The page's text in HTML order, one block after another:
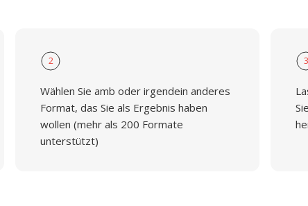
2
Wählen Sie amb oder irgendein anderes
Format, das Sie als Ergebnis haben
wollen (mehr als 200 Formate
unterstützt)
3